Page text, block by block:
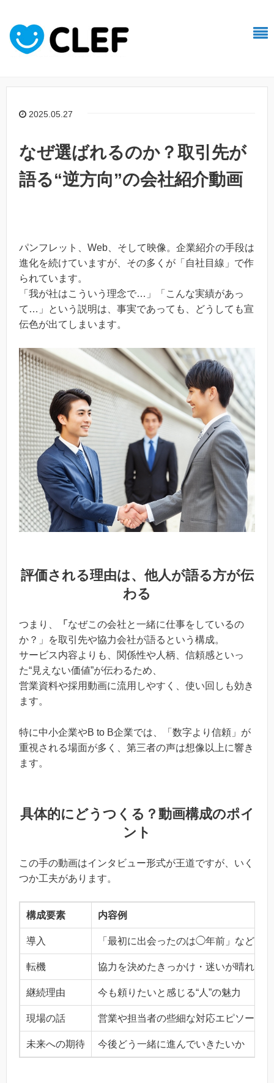
2025.05.27
なぜ選ばれるのか？取引先が
語る“逆方向”の会社紹介動画
パンフレット、Web、そして映像。企業紹介の手段は
進化を続けていますが、その多くが「自社目線」で作
られています。
「我が社はこういう理念で…」「こんな実績があっ
て…」という説明は、事実であっても、どうしても宣
伝色が出てしまいます。
評価される理由は、他人が語る方が伝
わる
つまり、 「 なぜこの会社と一緒に仕事をしているの
か？」を取引先や協力会社が語るという構成。
サービス内容よりも、関係性や人柄、信頼感といっ
た“見えない価値”が伝わるため、
営業資料や採用動画に流用しやすく、使い回しも効き
ます。
特に中小企業やB to B企業では、「数字より信頼」が
重視される場面が多く、第三者の声は想像以上に響き
ます。
具体的にどうつくる？動画構成のポイ
ント
この手の動画はインタビュー形式が王道ですが、いく
つか工夫があります。
構成要素 内容例
導入 「最初に出会ったのは◯年前」など関
転機 協力を決めたきっかけ・迷いが晴れた
継続理由 今も頼りたいと感じる“人”の魅力
現場の話 営業や担当者の些細な対応エピソード
未来への期待 今後どう一緒に進んでいきたいか